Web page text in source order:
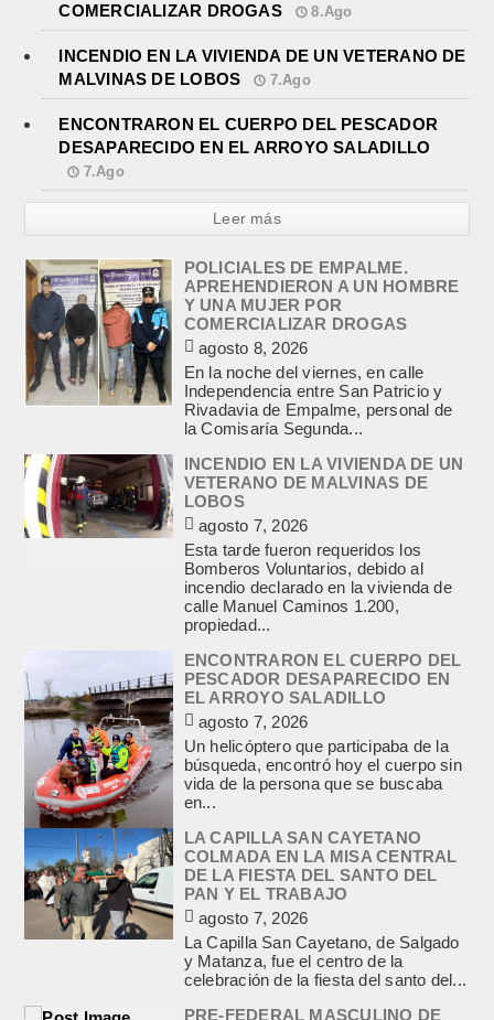
COMERCIALIZAR DROGAS
8.Ago
INCENDIO EN LA VIVIENDA DE UN VETERANO DE
MALVINAS DE LOBOS
7.Ago
ENCONTRARON EL CUERPO DEL PESCADOR
DESAPARECIDO EN EL ARROYO SALADILLO
7.Ago
Leer más
POLICIALES DE EMPALME.
APREHENDIERON A UN HOMBRE
Y UNA MUJER POR
COMERCIALIZAR DROGAS
agosto 8, 2026
En la noche del viernes, en calle
Independencia entre San Patricio y
Rivadavia de Empalme, personal de
la Comisaría Segunda...
INCENDIO EN LA VIVIENDA DE UN
VETERANO DE MALVINAS DE
LOBOS
agosto 7, 2026
Esta tarde fueron requeridos los
Bomberos Voluntarios, debido al
incendio declarado en la vivienda de
calle Manuel Caminos 1.200,
propiedad...
ENCONTRARON EL CUERPO DEL
PESCADOR DESAPARECIDO EN
EL ARROYO SALADILLO
agosto 7, 2026
Un helicóptero que participaba de la
búsqueda, encontró hoy el cuerpo sin
vida de la persona que se buscaba
en...
LA CAPILLA SAN CAYETANO
COLMADA EN LA MISA CENTRAL
DE LA FIESTA DEL SANTO DEL
PAN Y EL TRABAJO
agosto 7, 2026
La Capilla San Cayetano, de Salgado
y Matanza, fue el centro de la
celebración de la fiesta del santo del...
PRE-FEDERAL MASCULINO DE